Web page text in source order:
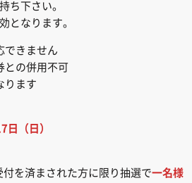
ち下さい。
となります。
できません
との併用不可
ります
日（日）
付を済まされた方に限り抽選で一名様